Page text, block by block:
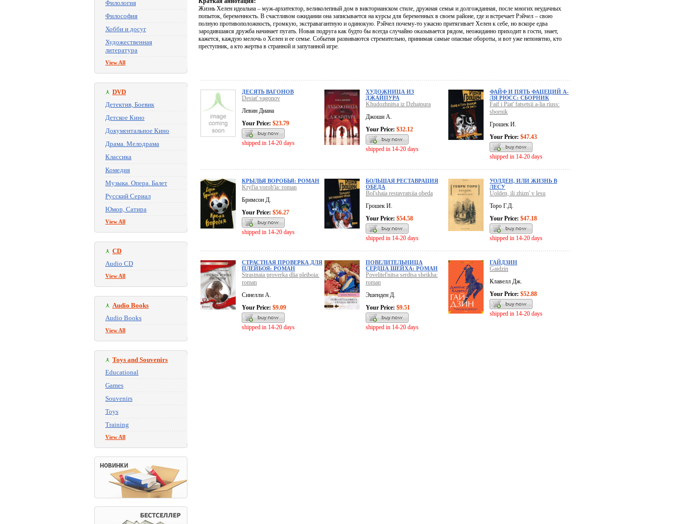
Филология
Философия
Хобби и досуг
Художественная
литература
View All
DVD
Детектив, Боевик
Детское Кино
Документальное Кино
Драма. Мелодрама
Классика
Комедия
Музыка. Опера. Балет
Русский Сериал
Юмор, Сатира
View All
CD
Audio CD
View All
Audio Books
Audio Books
View All
Toys and Souvenirs
Educational
Games
Souvenirs
Toys
Training
View All
Жизнь Хелен идеальна – муж-архитектор, великолепный дом в викторианском стиле, дружная семья и долгожданная, после многих неудачных
попыток, беременность. В счастливом ожидании она записывается на курсы для беременных в своем районе, где и встречает Рэйчел – свою
полную противоположность, громкую, экстравагантную и одинокую. Рэйчел почему-то ужасно притягивает Хелен к себе, но вскоре едва
зародившаяся дружба начинает пугать. Новая подруга как будто бы всегда случайно оказывается рядом, неожиданно приходит в гости, знает,
кажется, каждую мелочь о Хелен и ее семье. События развиваются стремительно, принимая самые опасные обороты, и вот уже непонятно, кто
преступник, а кто жертва в странной и запутанной игре.
ДЕСЯТЬ ВАГОНОВ
Desiat' vagonov
Левин Диана
Your Price: $23.79
shipped in 14-20 days
ХУДОЖНИЦА ИЗ
ДЖАЙПУРА
Khudozhnitsa iz Dzhaipura
Джоши А.
Your Price: $32.12
shipped in 14-20 days
ФАЙФ И ПЯТЬ ФАЦЕЦИЙ А-
ЛЯ РЮСС: СБОРНИК
Faif i Piat' fatsetsii a-lia riuss:
sbornik
Грошек И.
Your Price: $47.43
shipped in 14-20 days
КРЫЛЬЯ ВОРОБЬЯ: РОМАН
Kryl'ia vorob'ia: roman
Бримсон Д.
Your Price: $56.27
shipped in 14-20 days
БОЛЬШАЯ РЕСТАВРАЦИЯ
ОБЕДА
Bol'shaia restavratsiia obeda
Грошек И.
Your Price: $54.58
shipped in 14-20 days
УОЛДЕН, ИЛИ ЖИЗНЬ В
ЛЕСУ
Uolden, ili zhizn' v lesu
Торо Г.Д.
Your Price: $47.18
shipped in 14-20 days
СТРАСТНАЯ ПРОВЕРКА ДЛЯ
ПЛЕЙБОЯ: РОМАН
Strastnaia proverka dlia pleiboia:
roman
Синелли А.
Your Price: $9.09
shipped in 14-20 days
ПОВЕЛИТЕЛЬНИЦА
СЕРДЦА ШЕЙХА: РОМАН
Povelitel'nitsa serdtsa sheikha:
roman
Эшенден Д.
Your Price: $9.51
shipped in 14-20 days
ГАЙДЗИН
Gaidzin
Клавелл Дж.
Your Price: $52.88
shipped in 14-20 days